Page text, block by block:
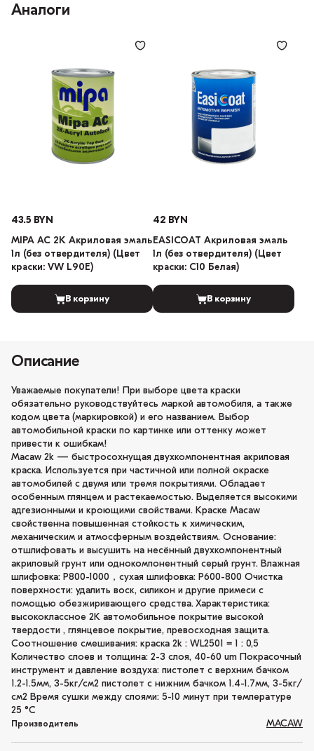
Аналоги
43.5 BYN
MIPA AC 2K Акриловая эмаль
1л (без отвердителя) (Цвет
краски: VW L90E)
В корзину
42 BYN
EASICOAT Акриловая эмаль
1л (без отвердителя) (Цвет
краски: C10 Белая)
В корзину
Описание
Уважаемые покупатели! При выборе цвета краски
обязательно руководствуйтесь маркой автомобиля, а также
кодом цвета (маркировкой) и его названием. Выбор
автомобильной краски по картинке или оттенку может
привести к ошибкам!
Macaw 2k — быстросохнущая двухкомпонентная акриловая
краска. Используется при частичной или полной окраске
автомобилей с двумя или тремя покрытиями. Обладает
особенным глянцем и растекаемостью. Выделяется высокими
адгезионными и кроющими свойствами. Краске Macaw
свойственна повышенная стойкость к химическим,
механическим и атмосферным воздействиям. Основание:
отшлифовать и высушить на несённый двухкомпонентный
акриловый грунт или однокомпонентный серый грунт. Влажная
шлифовка: P800-1000，сухая шлифовка: P600-800 Очистка
поверхности: удалить воск, силикон и другие примеси с
помощью обезжиривающего средства. Характеристика:
высококлассное 2K автомобильное покрытие высокой
твердости , глянцевое покрытие, превосходная защита.
Соотношение смешивания: краска 2k : WL2501 = 1 : 0,5
Количество слоев и толщина: 2-3 слоя, 40-60 um Покрасочный
инструмент и давление воздуха: пистолет с верхним бачком
1.2-1.5мм, 3-5кг/см2 пистолет с нижним бачком 1.4-1.7мм, 3-5кг/
см2 Время сушки между слоями: 5-10 минут при температуре
25 °C
Производитель MACAW